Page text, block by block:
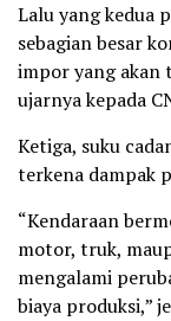
Lalu yang kedua
sebagian besar
impor yang akan
ujarnya kepada
Ketiga, suku
terkena dampak
“Kendaraan
motor, truk,
mengalami
biaya produksi,”